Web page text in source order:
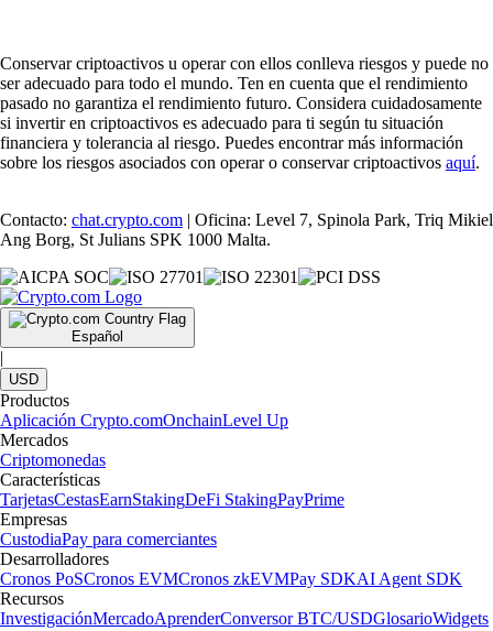
Conservar criptoactivos u operar con ellos conlleva riesgos y puede no
ser adecuado para todo el mundo. Ten en cuenta que el rendimiento
pasado no garantiza el rendimiento futuro. Considera cuidadosamente
si invertir en criptoactivos es adecuado para ti según tu situación
financiera y tolerancia al riesgo. Puedes encontrar más información
sobre los riesgos asociados con operar o conservar criptoactivos aquí.
Contacto: chat.crypto.com | Oficina: Level 7, Spinola Park, Triq Mikiel
Ang Borg, St Julians SPK 1000 Malta.
Español
|
USD
Productos
Aplicación Crypto.comOnchainLevel Up
Mercados
Criptomonedas
Características
TarjetasCestasEarnStakingDeFi StakingPayPrime
Empresas
CustodiaPay para comerciantes
Desarrolladores
Cronos PoSCronos EVMCronos zkEVMPay SDKAI Agent SDK
Recursos
InvestigaciónMercadoAprenderConversor BTC/USDGlosarioWidgets